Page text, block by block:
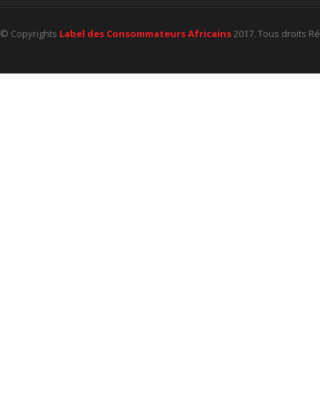
© Copyrights Label des Consommateurs Africains2017. Tous droits